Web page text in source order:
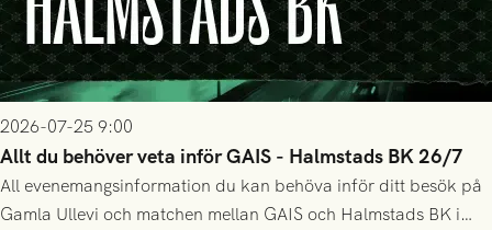
2026-07-25 9:00
Allt du behöver veta inför GAIS - Halmstads BK 26/7
All evenemangsinformation du kan behöva inför ditt besök på
Gamla Ullevi och matchen mellan GAIS och Halmstads BK i